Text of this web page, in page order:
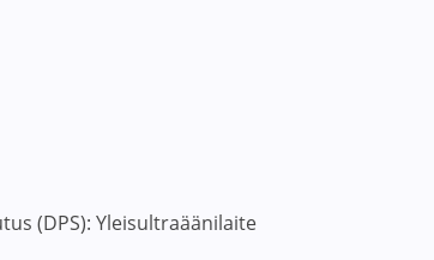
(DPS): Yleisultraäänilaite